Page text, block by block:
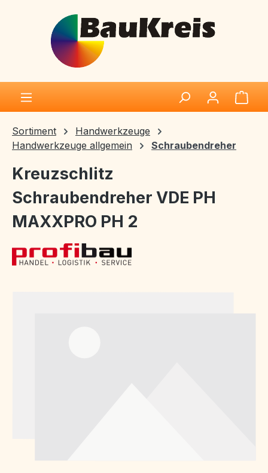
Zum Hauptinhalt springen
Sortiment
Handwerkzeuge
Handwerkzeuge allgemein
Schraubendreher
Kreuzschlitz
Schraubendreher VDE PH
MAXXPRO PH 2